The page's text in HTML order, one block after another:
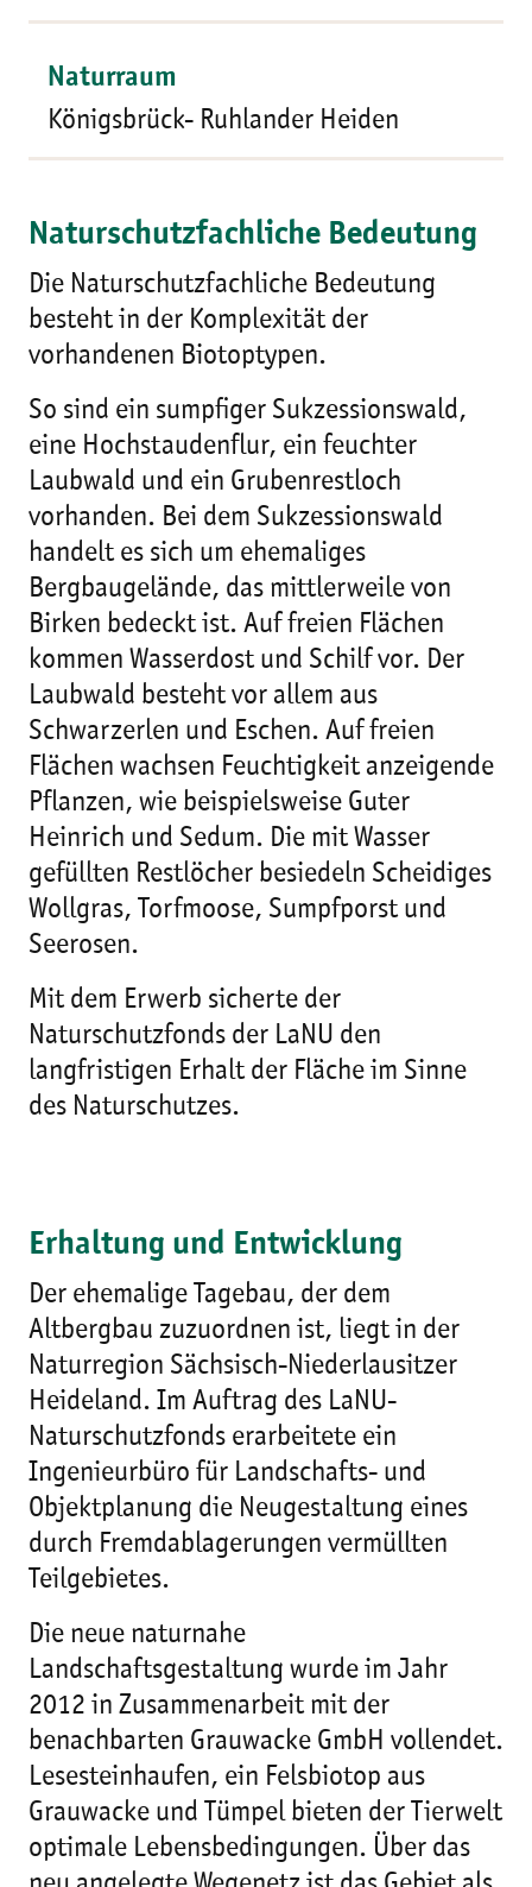
Naturraum
Königsbrück- Ruhlander Heiden
Naturschutzfachliche Bedeutung
Die Naturschutzfachliche Bedeutung
besteht in der Komplexität der
vorhandenen Biotoptypen.
So sind ein sumpfiger Sukzessionswald,
eine Hochstaudenflur, ein feuchter
Laubwald und ein Grubenrestloch
vorhanden. Bei dem Sukzessionswald
handelt es sich um ehemaliges
Bergbaugelände, das mittlerweile von
Birken bedeckt ist. Auf freien Flächen
kommen Wasserdost und Schilf vor. Der
Laubwald besteht vor allem aus
Schwarzerlen und Eschen. Auf freien
Flächen wachsen Feuchtigkeit anzeigende
Pflanzen, wie beispielsweise Guter
Heinrich und Sedum. Die mit Wasser
gefüllten Restlöcher besiedeln Scheidiges
Wollgras, Torfmoose, Sumpfporst und
Seerosen.
Mit dem Erwerb sicherte der
Naturschutzfonds der LaNU den
langfristigen Erhalt der Fläche im Sinne
des Naturschutzes.
Erhaltung und Entwicklung
Der ehemalige Tagebau, der dem
Altbergbau zuzuordnen ist, liegt in der
Naturregion Sächsisch-Niederlausitzer
Heideland. Im Auftrag des LaNU-
Naturschutzfonds erarbeitete ein
Ingenieurbüro für Landschafts- und
Objektplanung die Neugestaltung eines
durch Fremdablagerungen vermüllten
Teilgebietes.
Die neue naturnahe
Landschaftsgestaltung wurde im Jahr
2012 in Zusammenarbeit mit der
benachbarten Grauwacke GmbH vollendet.
Lesesteinhaufen, ein Felsbiotop aus
Grauwacke und Tümpel bieten der Tierwelt
optimale Lebensbedingungen. Über das